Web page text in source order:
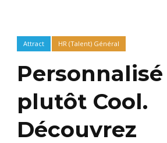
Attract HR (Talent) Général
plutôt Cool.
Découvrez